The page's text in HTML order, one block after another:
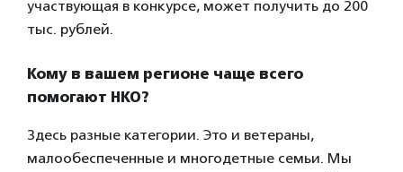
участвующая в конкурсе, может получить до 200
тыс. рублей.
Кому в вашем регионе чаще всего
помогают НКО?
Здесь разные категории. Это и ветераны,
малообеспеченные и многодетные семьи. Мы